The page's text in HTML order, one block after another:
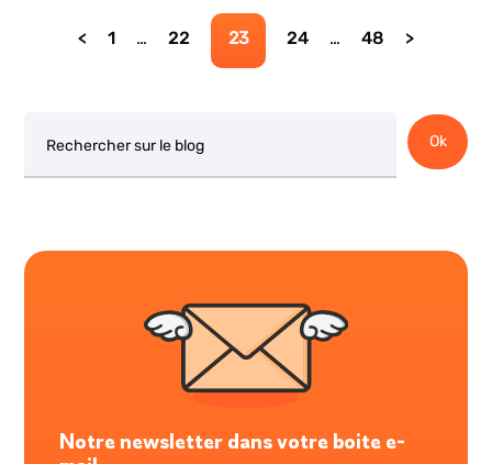
1 … 22 Page
23 24 … 48
Ok
Notre newsletter dans votre boite e-